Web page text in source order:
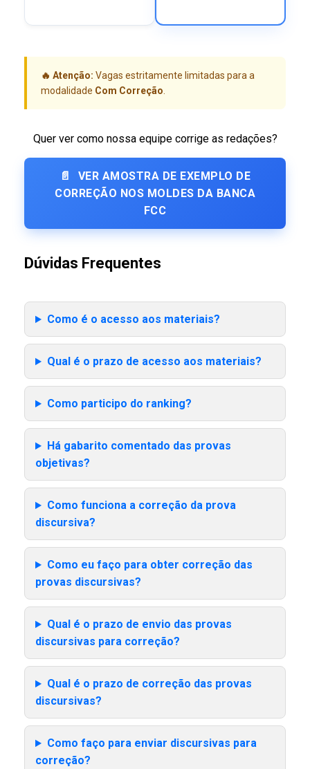
🔥 Atenção: Vagas estritamente limitadas para a
modalidade Com Correção
Quer ver como nossa equipe corrige as redações?
📄
VER AMOSTRA DE EXEMPLO DE
CORREÇÃO NOS MOLDES DA BANCA
FCC
Dúvidas Frequentes
Como é o acesso aos materiais?
Qual é o prazo de acesso aos materiais?
Como participo do ranking?
Há gabarito comentado das provas
objetivas?
Como funciona a correção da prova
discursiva?
Como eu faço para obter correção das
provas discursivas?
Qual é o prazo de envio das provas
discursivas para correção?
Qual é o prazo de correção das provas
discursivas?
Como faço para enviar discursivas para
correção?